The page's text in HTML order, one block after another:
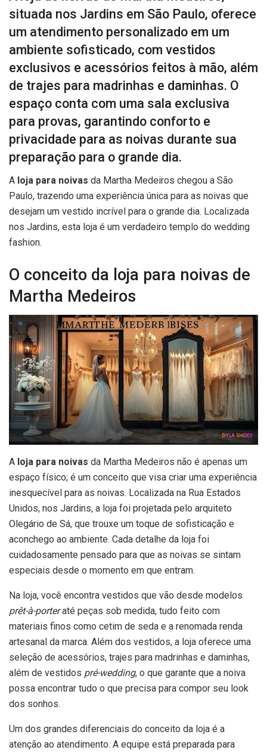
situada nos Jardins em São Paulo, oferece
um atendimento personalizado em um
ambiente sofisticado, com vestidos
exclusivos e acessórios feitos à mão, além
de trajes para madrinhas e daminhas. O
espaço conta com uma sala exclusiva
para provas, garantindo conforto e
privacidade para as noivas durante sua
preparação para o grande dia.
A loja para noivas da Martha Medeiros chegou a São
Paulo, trazendo uma experiência única para as noivas que
desejam um vestido incrível para o grande dia. Localizada
nos Jardins, esta loja é um verdadeiro templo do wedding
fashion.
O conceito da loja para noivas de
Martha Medeiros
A loja para noivas da Martha Medeiros não é apenas um
espaço físico; é um conceito que visa criar uma experiência
inesquecível para as noivas. Localizada na Rua Estados
Unidos, nos Jardins, a loja foi projetada pelo arquiteto
Olegário de Sá, que trouxe um toque de sofisticação e
aconchego ao ambiente. Cada detalhe da loja foi
cuidadosamente pensado para que as noivas se sintam
especiais desde o momento em que entram.
Na loja, você encontra vestidos que vão desde modelos
prêt-à-porteraté peças sob medida, tudo feito com
materiais finos como cetim de seda e a renomada renda
artesanal da marca. Além dos vestidos, a loja oferece uma
seleção de acessórios, trajes para madrinhas e daminhas,
além de vestidos pré-wedding, o que garante que a noiva
possa encontrar tudo o que precisa para compor seu look
dos sonhos.
Um dos grandes diferenciais do conceito da loja é a
atenção ao atendimento. A equipe está preparada para